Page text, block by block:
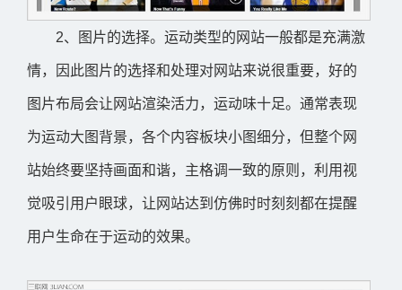
2、图片的选择。运动类型的网站一般都是充满激
情，因此图片的选择和处理对网站来说很重要，好的
图片布局会让网站渲染活力，运动味十足。通常表现
为运动大图背景，各个内容板块小图细分，但整个网
站始终要坚持画面和谐，主格调一致的原则，利用视
觉吸引用户眼球，让网站达到仿佛时时刻刻都在提醒
用户生命在于运动的效果。